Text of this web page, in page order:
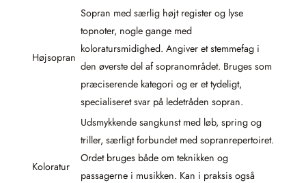
Højsopran
Sopran med særlig højt register og lyse
topnoter, nogle gange med
koloratursmidighed. Angiver et stemmefag i
den øverste del af sopranområdet. Bruges som
præciserende kategori og er et tydeligt,
specialiseret svar på ledetråden sopran.
Koloratur
Udsmykkende sangkunst med løb, spring og
triller, særligt forbundet med sopranrepertoiret.
Ordet bruges både om teknikken og
passagerne i musikken. Kan i praksis også